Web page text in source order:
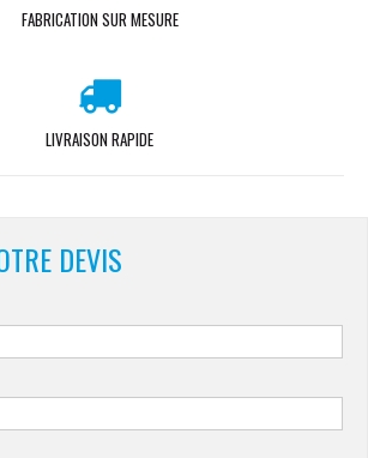
FABRICATION SUR MESURE
LIVRAISON RAPIDE
DEVIS